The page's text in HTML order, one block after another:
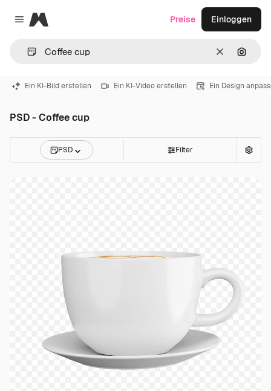
Close menu
Magnific
LöschenNach
Preise Einloggen
Ein KI-Bild erstellen Ein KI-Video erstellen Ein Design
PSD - Coffee cup
PSD Filter